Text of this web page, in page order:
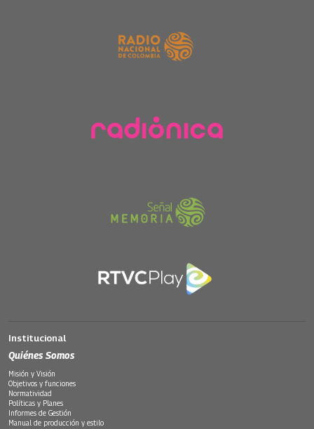
Institucional
Quiénes Somos
Misión y Visión
Objetivos y funciones
Normatividad
Políticas y Planes
Informes de Gestión
Manual de producción y estilo